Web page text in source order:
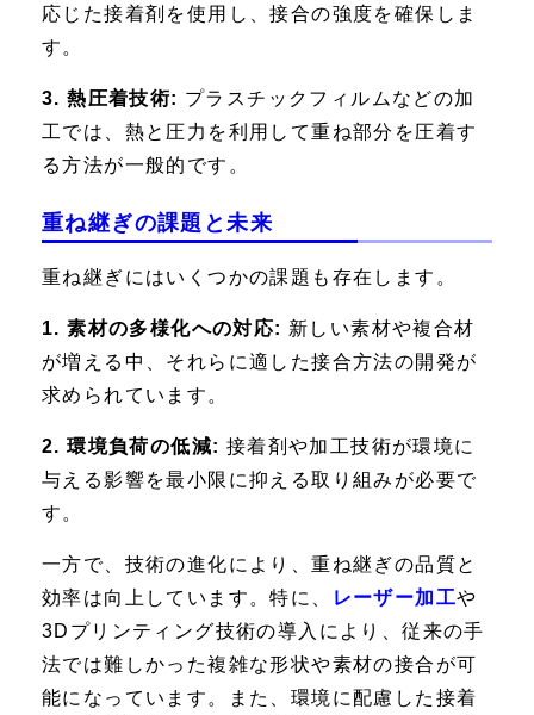
応じた接着剤を使用し、接合の強度を確保しま
す。
3. 熱圧着技術: プラスチックフィルムなどの加
工では、熱と圧力を利用して重ね部分を圧着す
る方法が一般的です。
重ね継ぎの課題と未来
重ね継ぎにはいくつかの課題も存在します。
1. 素材の多様化への対応: 新しい素材や複合材
が増える中、それらに適した接合方法の開発が
求められています。
2. 環境負荷の低減: 接着剤や加工技術が環境に
与える影響を最小限に抑える取り組みが必要で
す。
一方で、技術の進化により、重ね継ぎの品質と
効率は向上しています。特に、
レーザー加工や
3Dプリンティング技術の導入により、従来の手
法では難しかった複雑な形状や素材の接合が可
能になっています。また、環境に配慮した接着